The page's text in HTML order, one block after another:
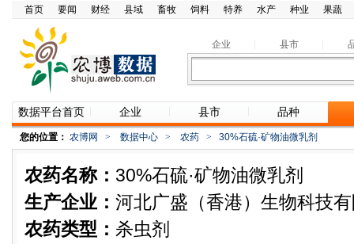
首页 要闻 财经 县域 畜牧 饲料 特养 水产 种业 果蔬
企业 县市
数据平台首页 企业 县市 品种
您的位置： 农博网 > 数据中心 > 农药 > 30%石硫·矿物油微乳剂
农药名称： 30%石硫·矿物油微乳剂
生产企业： 河北广盛（香港）生物科技
农药类型： 杀虫剂